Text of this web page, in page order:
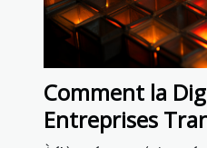
Comment la
Entreprises